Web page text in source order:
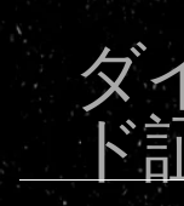
ダ
ド